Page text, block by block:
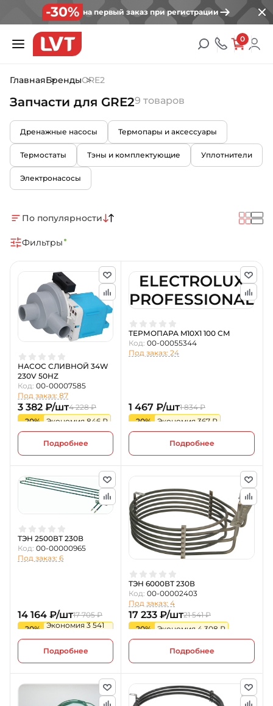
-30% на первый заказ при регистрации
0
ГлавнаяБрендыGRE2
Запчасти для GRE29 товаров
Дренажные насосы Термопары и аксессуары
Термостаты Тэны и комплектующие Уплотнители
Электронасосы
По популярности
Фильтры
НАСОС СЛИВНОЙ 34W
230V 50HZ
Код: 00-00007585
Под заказ: 87
3 382 ₽/шт4 228 ₽
-20%
Экономия 846 ₽
Подробнее
ELECTROLUX
PROFESSIONAL
ТЕРМОПАРА M10X1 100 СМ
Код: 00-00055344
Под заказ: 24
1 467 ₽/шт1 834 ₽
-20%
Экономия 367 ₽
Подробнее
ТЭН 2500ВТ 230В
Код: 00-00000965
Под заказ: 6
14 164 ₽/шт17 705 ₽
-20%
Экономия 3 541
Подробнее
ТЭН 6000ВТ 230В
Код: 00-00002403
Под заказ: 4
17 233 ₽/шт21 541 ₽
-20%
Экономия 4 308 ₽
Подробнее